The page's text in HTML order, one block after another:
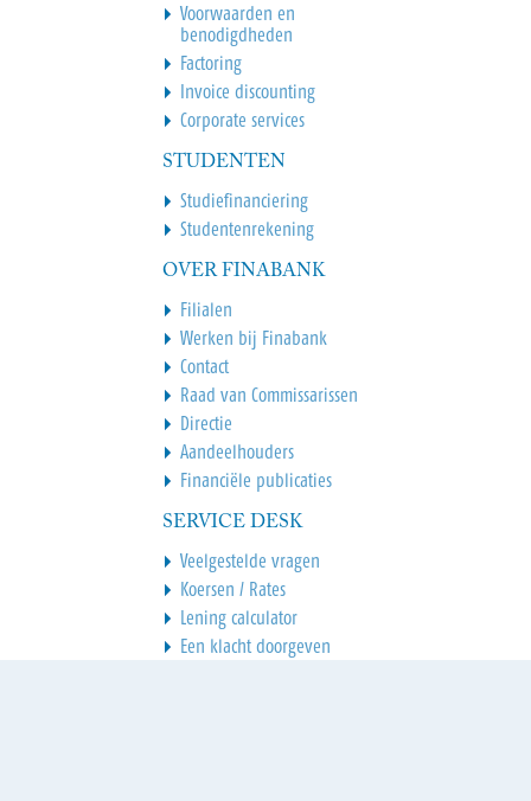
Voorwaarden en
benodigdheden
Factoring
Invoice discounting
Corporate services
STUDENTEN
Studiefinanciering
Studentenrekening
OVER FINABANK
Filialen
Werken bij Finabank
Contact
Raad van Commissarissen
Directie
Aandeelhouders
Financiële publicaties
SERVICE DESK
Veelgestelde vragen
Koersen / Rates
Lening calculator
Een klacht doorgeven